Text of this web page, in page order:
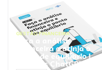
GESTÃO FINANCEIRA
Faça a análise
financeira e atinja o
ponto de equilíbrio |
Prompts ChatGPT